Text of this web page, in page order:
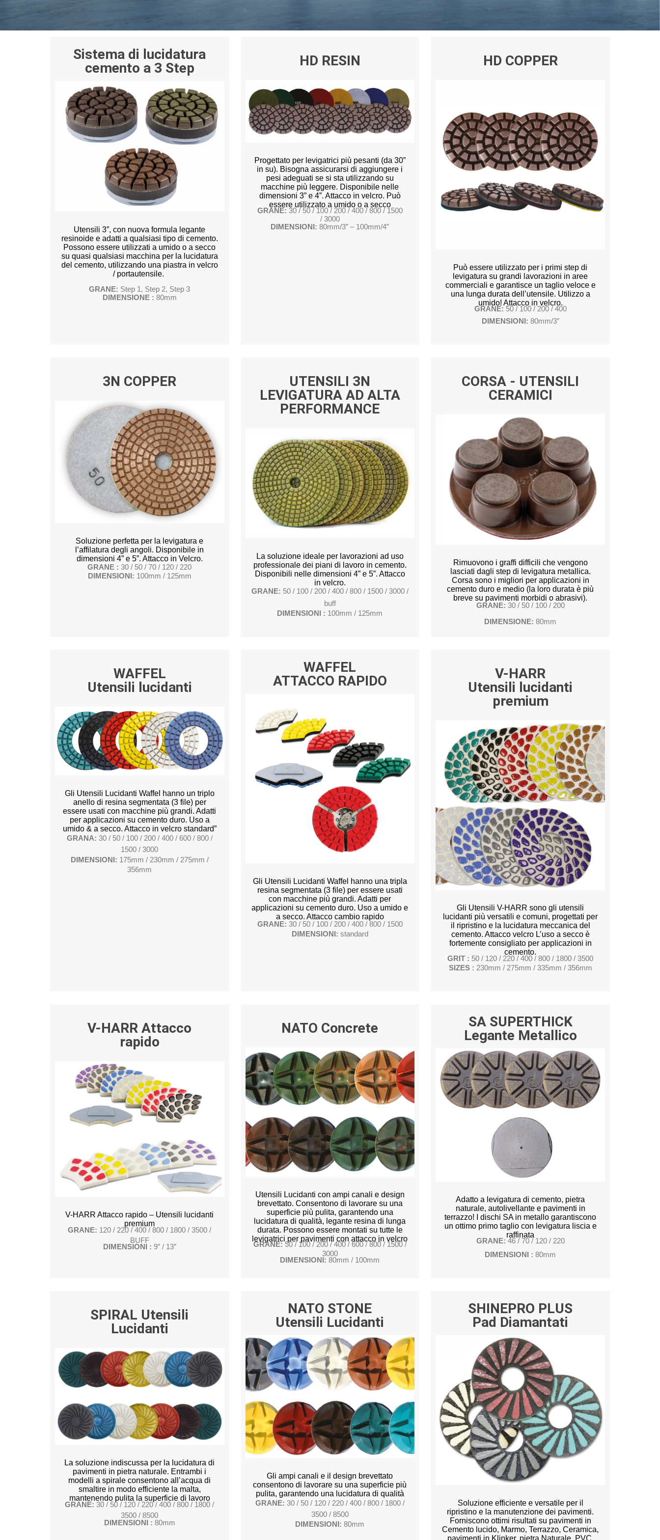
Sistema di lucidatura
cemento a 3 Step
Utensili 3”, con nuova formula legante
resinoide e adatti a qualsiasi tipo di cemento.
Possono essere utilizzati a umido o a secco
su quasi qualsiasi macchina per la lucidatura
del cemento, utilizzando una piastra in velcro
/ portautensile.
GRANE: Step 1, Step 2, Step 3
DIMENSIONE : 80mm
HD RESIN
Progettato per levigatrici più pesanti (da 30”
in su). Bisogna assicurarsi di aggiungere i
pesi adeguati se si sta utilizzando su
macchine più leggere. Disponibile nelle
dimensioni 3” e 4”. Attacco in velcro. Può
essere utilizzato a umido o a secco
GRANE: 30 / 50 / 100 / 200 / 400 / 800 / 1500
/ 3000
DIMENSIONI:80mm/3” – 100mm/4”
HD COPPER
Può essere utilizzato per i primi step di
levigatura su grandi lavorazioni in aree
commerciali e garantisce un taglio veloce e
una lunga durata dell’utensile. Utilizzo a
umido! Attacco in velcro.
GRANE: 50 / 100 / 200 / 400
DIMENSIONI: 80mm/3”
3N COPPER
Soluzione perfetta per la levigatura e
l’affilatura degli angoli. Disponibile in
dimensioni 4” e 5”. Attacco in Velcro.
GRANE :30 / 50 / 70 / 120 / 220
DIMENSIONI: 100mm / 125mm
UTENSILI 3N
LEVIGATURA AD ALTA
PERFORMANCE
La soluzione ideale per lavorazioni ad uso
professionale dei piani di lavoro in cemento.
Disponibili nelle dimensioni 4” e 5”. Attacco
in velcro.
GRANE: 50 / 100 / 200 / 400 / 800 / 1500 / 3000 /
buff
DIMENSIONI : 100mm / 125mm
CORSA - UTENSILI
CERAMICI
Rimuovono i graffi difficili che vengono
lasciati dagli step di levigatura metallica.
Corsa sono i migliori per applicazioni in
cemento duro e medio (la loro durata è più
breve su pavimenti morbidi o abrasivi).
GRANE: 30 / 50 / 100 / 200
DIMENSIONE:80mm
WAFFEL
Utensili lucidanti
Gli Utensili Lucidanti Waffel hanno un triplo
anello di resina segmentata (3 file) per
essere usati con macchine più grandi. Adatti
per applicazioni su cemento duro. Uso a
umido & a secco. Attacco in velcro standard”
GRANA: 30 / 50 / 100 / 200 / 400 / 600 / 800 /
1500 / 3000
DIMENSIONI: 175mm / 230mm / 275mm /
356mm
WAFFEL
ATTACCO RAPIDO
Gli Utensili Lucidanti Waffel hanno una tripla
resina segmentata (3 file) per essere usati
con macchine più grandi. Adatti per
applicazioni su cemento duro. Uso a umido e
a secco. Attacco cambio rapido
GRANE: 30 / 50 / 100 / 200 / 400 / 800 / 1500
DIMENSIONI: standard
V-HARR
Utensili lucidanti
premium
Gli Utensili V-HARR sono gli utensili
lucidanti più versatili e comuni, progettati per
il ripristino e la lucidatura meccanica del
cemento. Attacco velcro L’uso a secco è
fortemente consigliato per applicazioni in
cemento.
GRIT : 50 / 120 / 220 / 400 / 800 / 1800 / 3500
SIZES : 230mm / 275mm / 335mm / 356mm
V-HARR Attacco
rapido
V-HARR Attacco rapido – Utensili lucidanti
premium
GRANE: 120 / 220 / 400 / 800 / 1800 / 3500 /
BUFF
DIMENSIONI : 9” / 13”
NATO Concrete
Utensili Lucidanti con ampi canali e design
brevettato. Consentono di lavorare su una
superficie più pulita, garantendo una
lucidatura di qualità, legante resina di lunga
durata. Possono essere montati su tutte le
levigatrici per pavimenti con attacco in velcro
GRANE:50 / 100 / 200 / 400 / 600 / 800 / 1500 /
3000
DIMENSIONI:80mm / 100mm
SA SUPERTHICK
Legante Metallico
Adatto a levigatura di cemento, pietra
naturale, autolivellante e pavimenti in
terrazzo! I dischi SA in metallo garantiscono
un ottimo primo taglio con levigatura liscia e
raffinata
GRANE: 46 / 70 / 120 / 220
DIMENSIONI :80mm
SPIRAL Utensili
Lucidanti
La soluzione indiscussa per la lucidatura di
pavimenti in pietra naturale. Entrambi i
modelli a spirale consentono all’acqua di
smaltire in modo efficiente la malta,
mantenendo pulita la superficie di lavoro
GRANE:30 / 50 / 120 / 220 / 400 / 800 / 1800 /
3500 / 8500
DIMENSIONI : 80mm
NATO STONE
Utensili Lucidanti
Gli ampi canali e il design brevettato
consentono di lavorare su una superficie più
pulita, garantendo una lucidatura di qualità
GRANE: 30 / 50 / 120 / 220 / 400 / 800 / 1800 /
3500 / 8500
DIMENSIONI:80mm
SHINEPRO PLUS
Pad Diamantati
Soluzione efficiente e versatile per il
ripristino e la manutenzione dei pavimenti.
Forniscono ottimi risultati su pavimenti in
Cemento lucido, Marmo, Terrazzo, Ceramica,